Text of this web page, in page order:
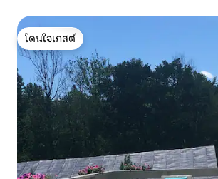
โดนใจเกสต์
โดนใจเกสต์